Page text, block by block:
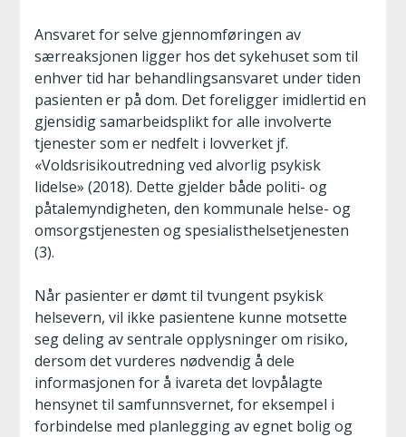
Ansvaret for selve gjennomføringen av
særreaksjonen ligger hos det sykehuset som til
enhver tid har behandlingsansvaret under tiden
pasienten er på dom. Det foreligger imidlertid en
gjensidig samarbeidsplikt for alle involverte
tjenester som er nedfelt i lovverket jf.
«Voldsrisikoutredning ved alvorlig psykisk
lidelse» (2018). Dette gjelder både politi- og
påtalemyndigheten, den kommunale helse- og
omsorgstjenesten og spesialisthelsetjenesten
(3).
Når pasienter er dømt til tvungent psykisk
helsevern, vil ikke pasientene kunne motsette
seg deling av sentrale opplysninger om risiko,
dersom det vurderes nødvendig å dele
informasjonen for å ivareta det lovpålagte
hensynet til samfunnsvernet, for eksempel i
forbindelse med planlegging av egnet bolig og